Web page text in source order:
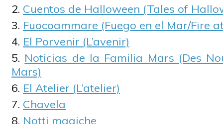
Cuentos de Halloween (Tales of
Fuocoammare (Fuego en el Mar/Fire
El Porvenir (L’avenir)
Noticias de la Familia Mars (Des
Mars)
El Atelier (L’atelier)
Chavela
Notti magiche